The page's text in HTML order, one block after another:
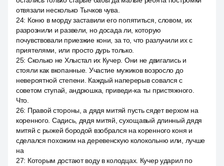
отвязали несколько Тычков чува.
24: Коню в морду заставили его попятиться, словом, их
разрознили и развели, но досада ли, которую
почувствовали приезжие кони, за то, что разлучили их с
приятелями, или просто дурь только.
25: Сколько не Хлыстал их Кучер. Они не двигались и
стояли как вкопанные. Участие мужиков возросло до
невероятной степени. Каждый наперерыв совался с
советом ступай, андрюшка, приведи-ка ты пристяжного.
Что.
26: Правой стороны, а дядя митяй пусть сядет верхом на
коренного. Садись, дядя митяй, сухощавый длинный дядя
митяй с рыжей бородой взобрался на коренного коня и
сделался похожим на деревенскую колокольню или, лучше
на
27: Которым достают воду в колодцах. Кучер ударил по